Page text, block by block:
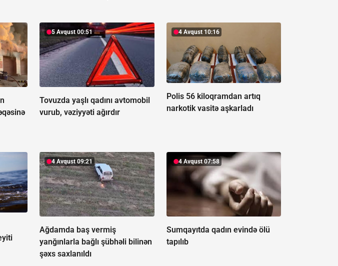
5 Avqust 00:51
Tovuzda yaşlı qadını avtomobil
vurub, vəziyyəti ağırdır
4 Avqust 10:16
Polis 56 kiloqramdan artıq
narkotik vasitə aşkarladı
4 Avqust 09:21
Ağdamda baş vermiş
yanğınlarla bağlı şübhəli bilinən
şəxs saxlanıldı
4 Avqust 07:58
Sumqayıtda qadın evində ölü
tapılıb